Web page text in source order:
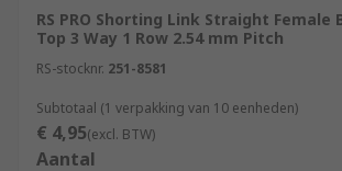
RS PRO Shorting Link Straight Female
Top 3 Way 1 Row 2.54 mm Pitch
RS-stocknr. 251-8581
Subtotaal (1 verpakking van 10 eenheden)
€ 4,95(excl. BTW)
Aantal